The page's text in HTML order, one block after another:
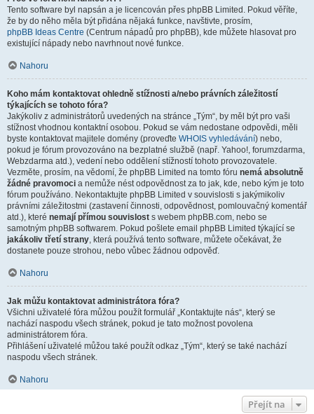
Tento software byl napsán a je licencován přes phpBB Limited. Pokud věříte,
že by do něho měla být přidána nějaká funkce, navštivte, prosím,
phpBB Ideas Centre (Centrum nápadů pro phpBB), kde můžete hlasovat pro
existující nápady nebo navrhnout nové funkce.
Nahoru
Koho mám kontaktovat ohledně stížnosti a/nebo právních záležitostí
týkajících se tohoto fóra?
Jakýkoliv z administrátorů uvedených na stránce „Tým“, by měl být pro vaši
stížnost vhodnou kontaktní osobou. Pokud se vám nedostane odpovědi, měli
byste kontaktovat majitele domény (proveďte WHOIS vyhledávání) nebo,
pokud je fórum provozováno na bezplatné službě (např. Yahoo!, forumzdarma,
Webzdarma atd.), vedení nebo oddělení stížností tohoto provozovatele.
Vezměte, prosím, na vědomí, že phpBB Limited na tomto fóru nemá absolutně
žádné pravomoci a nemůže nést odpovědnost za to jak, kde, nebo kým je toto
fórum používáno. Nekontaktujte phpBB Limited v souvislosti s jakýmikoliv
právními záležitostmi (zastavení činnosti, odpovědnost, pomlouvačný komentář
atd.), které nemají přímou souvislost s webem phpBB.com, nebo se
samotným phpBB softwarem. Pokud pošlete email phpBB Limited týkající se
jakákoliv třetí strany, která používá tento software, můžete očekávat, že
dostanete pouze strohou, nebo vůbec žádnou odpověď.
Nahoru
Jak můžu kontaktovat administrátora fóra?
Všichni uživatelé fóra můžou použít formulář „Kontaktujte nás“, který se
nachází naspodu všech stránek, pokud je tato možnost povolena
administrátorem fóra.
Přihlášení uživatelé můžou také použít odkaz „Tým“, který se také nachází
naspodu všech stránek.
Nahoru
Přejít na